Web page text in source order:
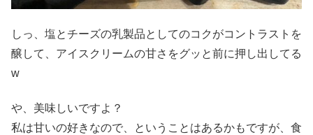
しっ、塩とチーズの乳製品としてのコクがコントラストを
醸して、アイスクリームの甘さをグッと前に押し出してる
w
や、美味しいですよ？
私は甘いの好きなので、ということはあるかもですが、食